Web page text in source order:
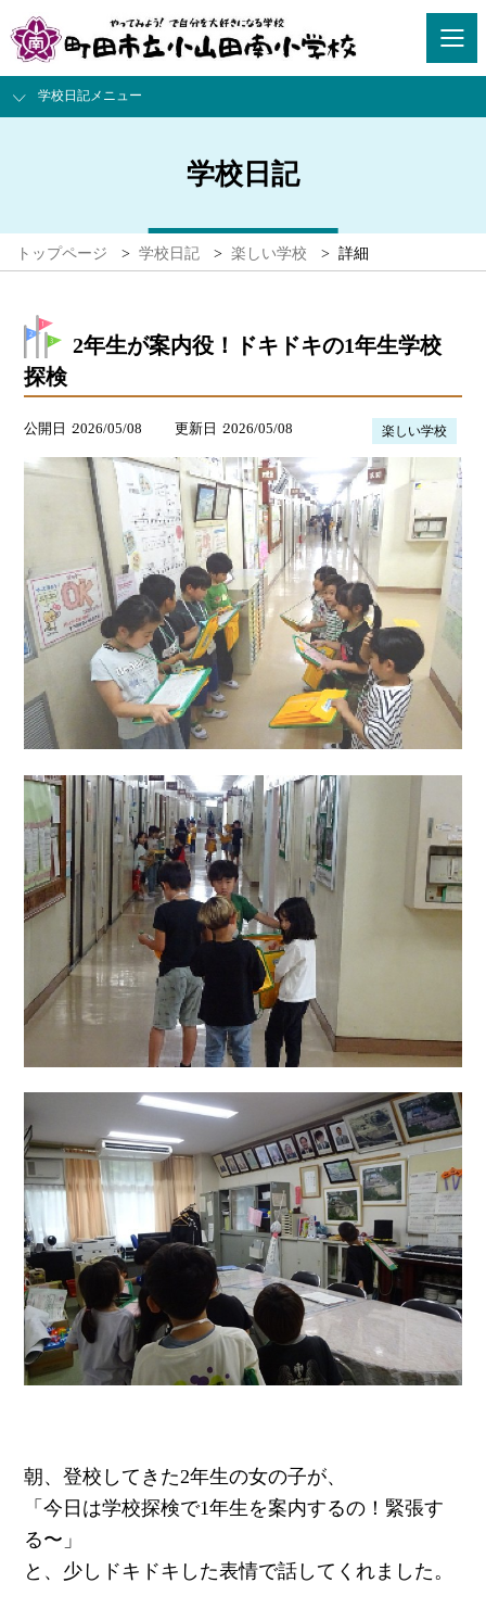
学校日記メニュー
学校日記
トップページ > 学校日記 > 楽しい学校 > 詳細
2年生が案内役！ドキドキの1年生学校
探検
公開日 2026/05/08 更新日 2026/05/08 楽しい学校
朝、登校してきた2年生の女の子が、
「今日は学校探検で1年生を案内するの！緊張す
る〜」
と、少しドキドキした表情で話してくれました。